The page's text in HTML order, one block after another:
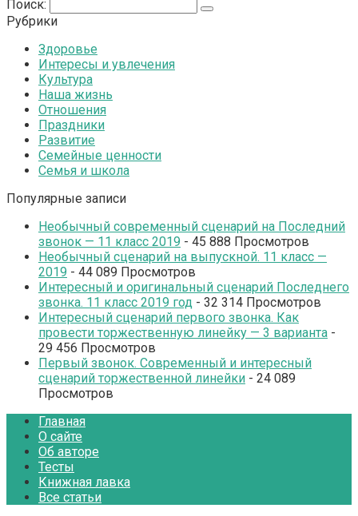
Поиск:
Рубрики
Здоровье
Интересы и увлечения
Культура
Наша жизнь
Отношения
Праздники
Развитие
Семейные ценности
Семья и школа
Популярные записи
Необычный современный сценарий на Последний
звонок — 11 класс 2019 - 45 888 Просмотров
Необычный сценарий на выпускной. 11 класс —
2019 - 44 089 Просмотров
Интересный и оригинальный сценарий Последнего
звонка. 11 класс 2019 год - 32 314 Просмотров
Интересный сценарий первого звонка. Как
провести торжественную линейку — 3 варианта -
29 456 Просмотров
Первый звонок. Современный и интересный
сценарий торжественной линейки - 24 089
Просмотров
Главная
О сайте
Об авторе
Тесты
Книжная лавка
Все статьи